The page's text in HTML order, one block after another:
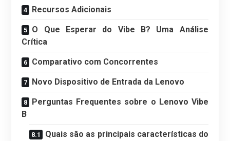
Recursos Adicionais
O Que Esperar do Vibe B? Uma Análise
Crítica
Comparativo com Concorrentes
Novo Dispositivo de Entrada da Lenovo
Perguntas Frequentes sobre o Lenovo Vibe
B
Quais são as principais características do